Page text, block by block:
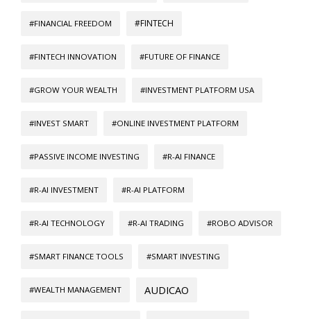
#FINANCIAL FREEDOM #FINTECH
#FINTECH INNOVATION #FUTURE OF FINANCE
#GROW YOUR WEALTH #INVESTMENT PLATFORM USA
#INVEST SMART #ONLINE INVESTMENT PLATFORM
#PASSIVE INCOME INVESTING #R-AI FINANCE
#R-AI INVESTMENT #R-AI PLATFORM
#R-AI TECHNOLOGY #R-AI TRADING #ROBO ADVISOR
#SMART FINANCE TOOLS #SMART INVESTING
#WEALTH MANAGEMENT AUDICAO